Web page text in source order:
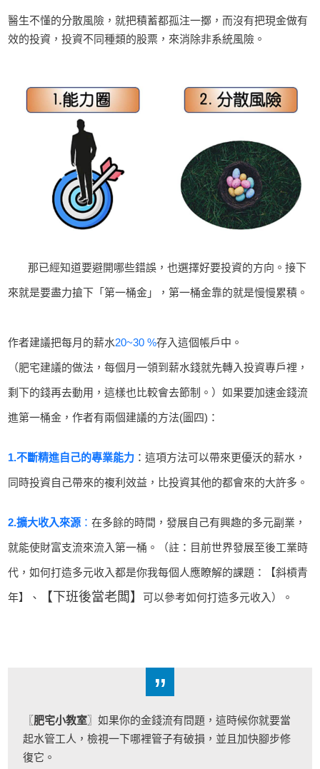
醫生不懂的分散風險，就把積蓄都孤注一擲，而沒有把現金做有
效的投資，投資不同種類的股票，來消除非系統風險。
那已經知道要避開哪些錯誤，也選擇好要投資的方向。接下
來就是要盡力搶下「第一桶金」，第一桶金靠的就是慢慢累積。
作者建議把每月的薪水20~30 %存入這個帳戶中。
（肥宅建議的做法，每個月一領到薪水錢就先轉入投資專戶裡，
剩下的錢再去動用，這樣也比較會去節制。）如果要加速金錢流
進第一桶金，作者有兩個建議的方法(圖四)：
1.不斷精進自己的專業能力 ： 這項方法可以帶來更優沃的薪水，
同時投資自己帶來的複利效益，比投資其他的都會來的大許多。
2.擴大收入來源 ： 在多餘的時間，發展自己有興趣的多元副業，
就能使財富支流來流入第一桶。（註：目前世界發展至後工業時
代，如何打造多元收入都是你我每個人應瞭解的課題： 【斜槓青
年】 、 【下班後當老闆】 可以參考如何打造多元收入）。
”
〖肥宅小教室〗如果你的金錢流有問題，這時候你就要當
起水管工人，檢視一下哪裡管子有破損，並且加快腳步修
復它。